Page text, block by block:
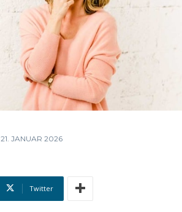
21. JANUAR 2026
Twitter